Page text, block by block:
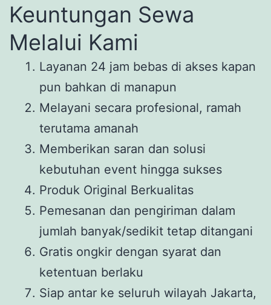
Keuntungan Sewa
Melalui Kami
Layanan 24 jam bebas di akses kapan
pun bahkan di manapun
Melayani secara profesional, ramah
terutama amanah
Memberikan saran dan solusi
kebutuhan event hingga sukses
Produk Original Berkualitas
Pemesanan dan pengiriman dalam
jumlah banyak/sedikit tetap ditangani
Gratis ongkir dengan syarat dan
ketentuan berlaku
Siap antar ke seluruh wilayah Jakarta,